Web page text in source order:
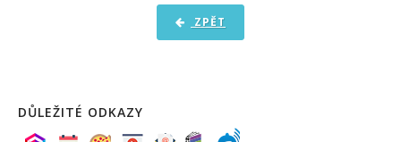
ZPĚT
DŮLEŽITÉ ODKAZY